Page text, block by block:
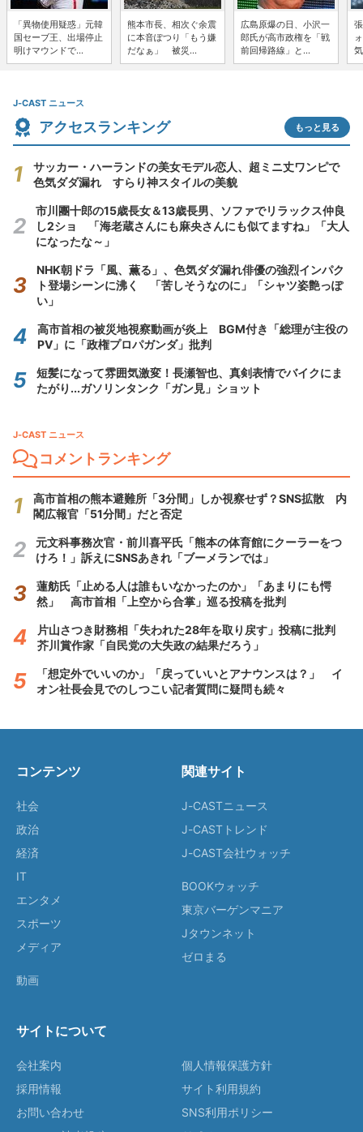
「異物使用疑惑」元韓
国セーブ王、出場停止
明けマウンドで...
熊本市長、相次ぐ余震
に本音ぽつり「もう嫌
だなぁ」 被災...
広島原爆の日、小沢一
郎氏が高市政権を「戦
前回帰路線」と...
J-CAST ニュース
アクセスランキング もっと見る
サッカー・ハーランドの美女モデル恋人、超ミニ丈ワンピで
色気ダダ漏れ すらり神スタイルの美貌
市川團十郎の15歳長女＆13歳長男、ソファでリラックス仲良
し2ショ 「海老蔵さんにも麻央さんにも似てますね」「大人
になったな～」
NHK朝ドラ「風、薫る」、色気ダダ漏れ俳優の強烈インパク
ト登場シーンに沸く 「苦しそうなのに」「シャツ姿艶っぽ
い」
高市首相の被災地視察動画が炎上 BGM付き「総理が主役の
PV」に「政権プロパガンダ」批判
短髪になって雰囲気激変！長瀬智也、真剣表情でバイクにま
たがり...ガソリンタンク「ガン見」ショット
J-CAST ニュース
コメントランキング
高市首相の熊本避難所「3分間」しか視察せず？SNS拡散 内
閣広報官「51分間」だと否定
元文科事務次官・前川喜平氏「熊本の体育館にクーラーをつ
けろ！」訴えにSNSあきれ「ブーメランでは」
蓮舫氏「止める人は誰もいなかったのか」「あまりにも愕
然」 高市首相「上空から合掌」巡る投稿を批判
片山さつき財務相「失われた28年を取り戻す」投稿に批判
芥川賞作家「自民党の大失政の結果だろう」
「想定外でいいのか」「戻っていいとアナウンスは？」 イ
オン社長会見でのしつこい記者質問に疑問も続々
コンテンツ
社会
政治
経済
IT
エンタメ
スポーツ
メディア
動画
関連サイト
J-CASTニュース
J-CASTトレンド
J-CAST会社ウォッチ
BOOKウォッチ
東京バーゲンマニア
Jタウンネット
ゼロまる
サイトについて
会社案内
採用情報
お問い合わせ
個人情報保護方針
サイト利用規約
SNS利用ポリシー